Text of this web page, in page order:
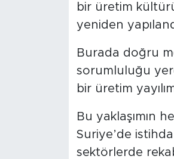
bir üretim
yeniden
Burada doğru
sorumlu­luğu
bir üretim
Bu yaklaşımın
Suriye’de
sektörlerde